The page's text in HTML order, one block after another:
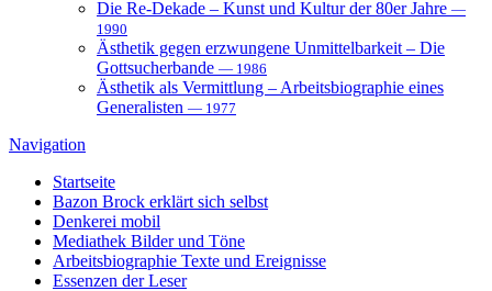
Die Re-Dekade – Kunst und Kultur der 80er Jahre —
1990
Ästhetik gegen erzwungene Unmittelbarkeit – Die
Gottsucherbande — 1986
Ästhetik als Vermittlung – Arbeitsbiographie eines
Generalisten — 1977
Navigation
Startseite
Bazon Brock erklärt sich selbst
Denkerei mobil
Mediathek Bilder und Töne
Arbeitsbiographie Texte und Ereignisse
Essenzen der Leser